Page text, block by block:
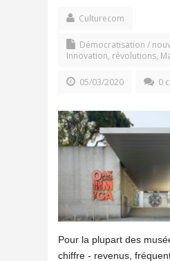
Culturecom
Démocratisation /
Innovation, révolutions,
05/03/2020 0
Pour la plupart des
chiffre - revenus,